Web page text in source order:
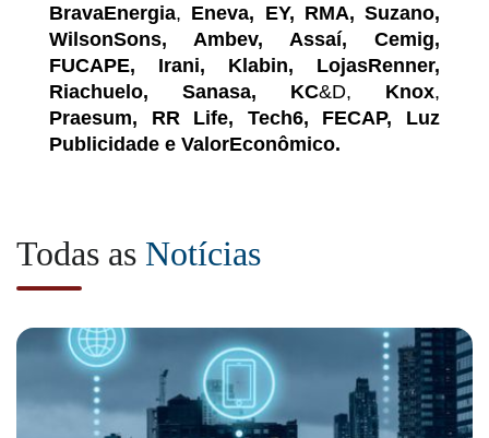
BravaEnergia, Eneva, EY, RMA, Suzano,
WilsonSons, Ambev, Assaí, Cemig,
FUCAPE, Irani, Klabin, LojasRenner,
Riachuelo, Sanasa, KC&D, Knox,
Praesum, RR Life, Tech6, FECAP, Luz
Publicidade e ValorEconômico.
Todas as Notícias